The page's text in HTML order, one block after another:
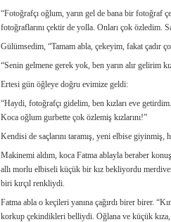
“Fotoğrafçı oğlum, yarın gel de bana bir fotoğraf
fotoğraflarını çektir de yolla. Onları çok özledim.
Gülümsedim, “Tamam abla, çekeyim, fakat çadır
“Senin gelmene gerek yok, ben yarın alır gelirim
Ertesi gün öğleye doğru evimize geldi:
“Haydi, fotoğrafçı gidelim, ben kızları eve
Koca oğlum gurbette çok özlemiş kızlarını!”
Kendisi de saçlarını taramış, yeni elbise giyinmiş,
Makinemi aldım, koca Fatma ablayla beraber
allı morlu elbiseli küçük bir kız bekliyordu
biri kırçıl renkliydi.
Fatma abla o keçileri yanına çağırdı birer birer.
korkup çekindikleri belliydi. Oğlana ve küçük kıza,